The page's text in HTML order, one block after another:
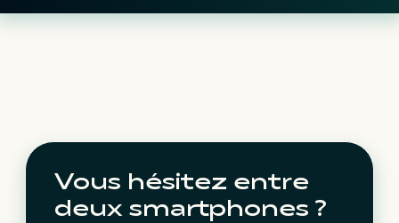
Vous hésitez entre
deux smartphones ?